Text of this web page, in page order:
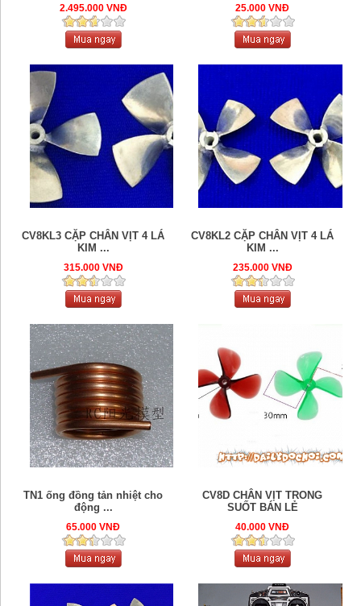
2.495.000 VNĐ 25.000 VNĐ
CV8KL3 CẶP CHÂN VỊT 4 LÁ
KIM ...
315.000 VNĐ
CV8KL2 CẶP CHÂN VỊT 4 LÁ
KIM ...
235.000 VNĐ
TN1 ống đồng tản nhiệt cho
động ...
65.000 VNĐ
CV8D CHÂN VỊT TRONG
SUỐT BÁN LẺ
40.000 VNĐ